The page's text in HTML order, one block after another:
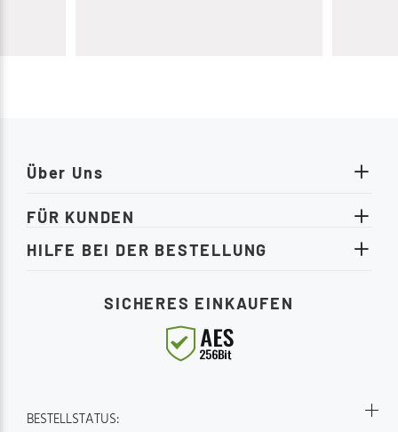
BESTELLSTATUS:
Über Uns
FÜR KUNDEN
HILFE BEI DER BESTELLUNG
SICHERES EINKAUFEN